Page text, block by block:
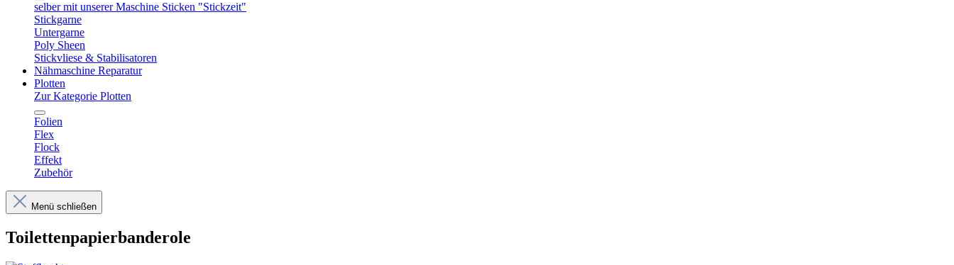
selber mit unserer Maschine Sticken "Stickzeit"
Stickgarne
Untergarne
Poly Sheen
Stickvliese & Stabilisatoren
Nähmaschine Reparatur
Plotten
Zur Kategorie Plotten
Folien
Flex
Flock
Effekt
Zubehör
Menü schließen
Toilettenpapierbanderole